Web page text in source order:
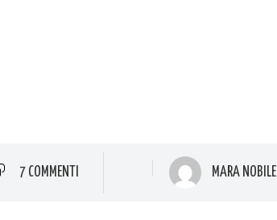
7 COMMENTI MARA NOBILE